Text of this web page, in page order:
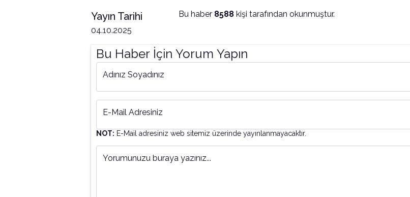
Yayın Tarihi
04.10.2025
Bu haber 8588kişi tarafından okunmuştur.
Bu Haber İçin Yorum Yapın
Adınız Soyadınız
E-Mail Adresiniz
NOT: E-Mail adresiniz web sitemiz üzerinde yayınlanmayacaktır.
Yorumunuzu buraya yazınız...